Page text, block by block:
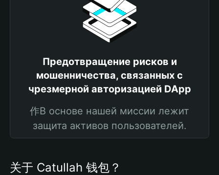
Предотвращение рисков и
мошенничества, связанных с
чрезмерной авторизацией DApp
作В основе нашей миссии лежит
защита активов пользователей.
关于 Catullah 钱包？